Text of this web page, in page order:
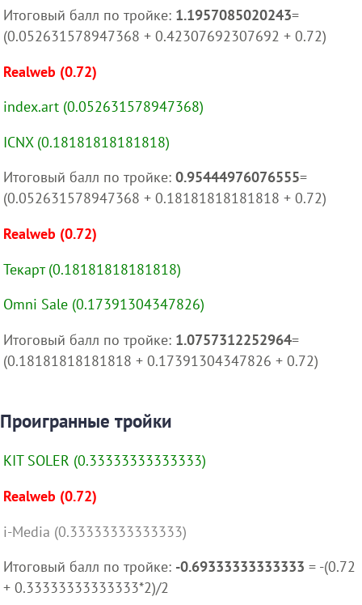
Итоговый балл по тройке: 1.1957085020243=
(0.052631578947368 + 0.42307692307692 + 0.72)
Realweb (0.72)
index.art (0.052631578947368)
ICNX (0.18181818181818)
Итоговый балл по тройке: 0.95444976076555=
(0.052631578947368 + 0.18181818181818 + 0.72)
Realweb (0.72)
Текарт (0.18181818181818)
Omni Sale (0.17391304347826)
Итоговый балл по тройке: 1.0757312252964=
(0.18181818181818 + 0.17391304347826 + 0.72)
Проигранные тройки
KIT SOLER (0.33333333333333)
Realweb (0.72)
i-Media (0.33333333333333)
Итоговый балл по тройке: -0.69333333333333 = -(0.72
+ 0.33333333333333*2)/2